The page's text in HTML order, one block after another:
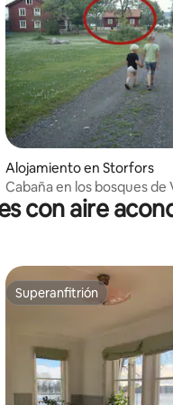
4.96 de 5, 149
Alojamiento en Storfors
Cabaña en los bosques de
con aire
Superanfitrión
Superanfitrión